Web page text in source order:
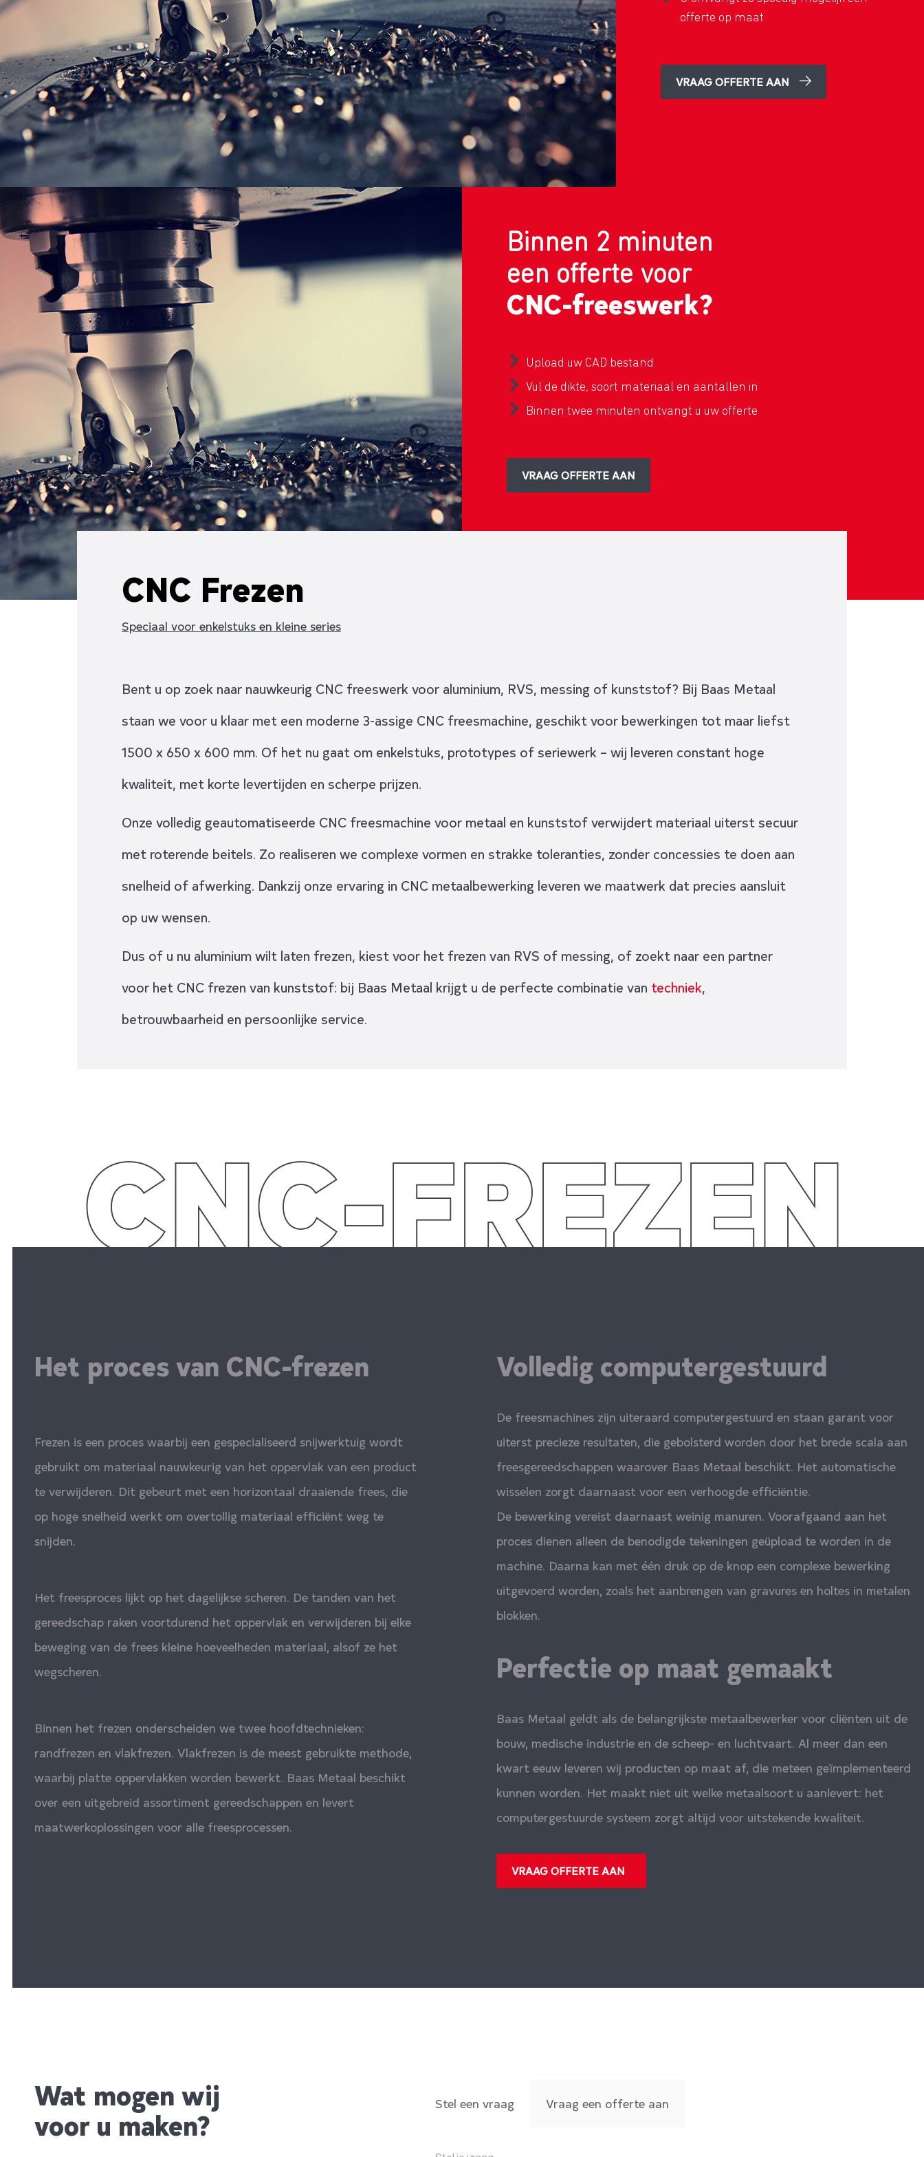
offerte op maat
VRAAG OFFERTE AAN
Binnen 2 minuten
een offerte voor
CNC-freeswerk?
Upload uw CAD bestand
Vul de dikte, soort materiaal en aantallen in
Binnen twee minuten ontvangt u uw offerte
VRAAG OFFERTE AAN
CNC Frezen
Speciaal voor enkelstuks en kleine series
Bent u op zoek naar nauwkeurig CNC freeswerk voor aluminium, RVS, messing of kunststof? Bij Baas Metaal
staan we voor u klaar met een moderne 3-assige CNC freesmachine, geschikt voor bewerkingen tot maar liefst
1500 x 650 x 600 mm. Of het nu gaat om enkelstuks, prototypes of seriewerk – wij leveren constant hoge
kwaliteit, met korte levertijden en scherpe prijzen.
Onze volledig geautomatiseerde CNC freesmachine voor metaal en kunststof verwijdert materiaal uiterst secuur
met roterende beitels. Zo realiseren we complexe vormen en strakke toleranties, zonder concessies te doen aan
snelheid of afwerking. Dankzij onze ervaring in CNC metaalbewerking leveren we maatwerk dat precies aansluit
op uw wensen.
Dus of u nu aluminium wilt laten frezen, kiest voor het frezen van RVS of messing, of zoekt naar een partner
voor het CNC frezen van kunststof: bij Baas Metaal krijgt u de perfecte combinatie van techniek,
betrouwbaarheid en persoonlijke service.
Het proces van CNC-frezen
Frezen is een proces waarbij een gespecialiseerd snijwerktuig wordt
gebruikt om materiaal nauwkeurig van het oppervlak van een product
te verwijderen. Dit gebeurt met een horizontaal draaiende frees, die
op hoge snelheid werkt om overtollig materiaal efficiënt weg te
snijden.
Het freesproces lijkt op het dagelijkse scheren. De tanden van het
gereedschap raken voortdurend het oppervlak en verwijderen bij elke
beweging van de frees kleine hoeveelheden materiaal, alsof ze het
wegscheren.
Binnen het frezen onderscheiden we twee hoofdtechnieken:
randfrezen en vlakfrezen. Vlakfrezen is de meest gebruikte methode,
waarbij platte oppervlakken worden bewerkt. Baas Metaal beschikt
over een uitgebreid assortiment gereedschappen en levert
maatwerkoplossingen voor alle freesprocessen.
Volledig computergestuurd
De freesmachines zijn uiteraard computergestuurd en staan garant voor
uiterst precieze resultaten, die gebolsterd worden door het brede scala aan
freesgereedschappen waarover Baas Metaal beschikt. Het automatische
wisselen zorgt daarnaast voor een verhoogde efficiëntie.
De bewerking vereist daarnaast weinig manuren. Voorafgaand aan het
proces dienen alleen de benodigde tekeningen geüpload te worden in de
machine. Daarna kan met één druk op de knop een complexe bewerking
uitgevoerd worden, zoals het aanbrengen van gravures en holtes in metalen
blokken.
Perfectie op maat gemaakt
Baas Metaal geldt als de belangrijkste metaalbewerker voor cliënten uit de
bouw, medische industrie en de scheep- en luchtvaart. Al meer dan een
kwart eeuw leveren wij producten op maat af, die meteen geïmplementeerd
kunnen worden. Het maakt niet uit welke metaalsoort u aanlevert: het
computergestuurde systeem zorgt altijd voor uitstekende kwaliteit.
VRAAG OFFERTE AAN
Wat mogen wij
voor u maken?
Stel een vraag Vraag een offerte aan